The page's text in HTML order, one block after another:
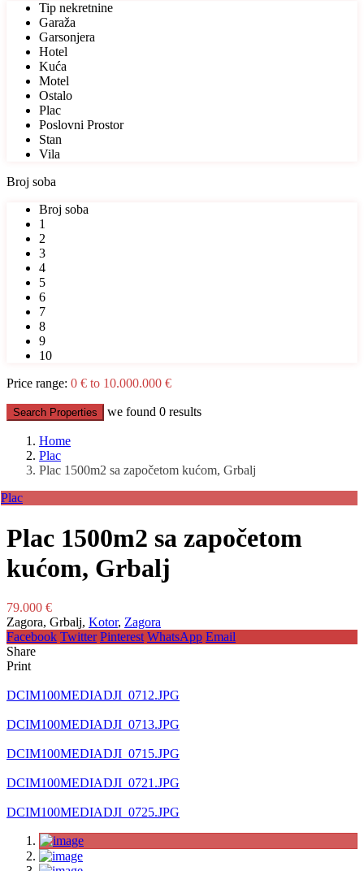
Tip nekretnine
Garaža
Garsonjera
Hotel
Kuća
Motel
Ostalo
Plac
Poslovni Prostor
Stan
Vila
Broj soba
Broj soba
1
2
3
4
5
6
7
8
9
10
Price range: 0 € to 10.000.000 €
Search Properties we found 0 results
Home
Plac
Plac 1500m2 sa započetom kućom, Grbalj
Plac
Plac 1500m2 sa započetom
kućom, Grbalj
79.000 €
Zagora, Grbalj, Kotor, Zagora
Facebook Twitter Pinterest WhatsApp Email
Share
Print
DCIM100MEDIADJI_0712.JPG
DCIM100MEDIADJI_0713.JPG
DCIM100MEDIADJI_0715.JPG
DCIM100MEDIADJI_0721.JPG
DCIM100MEDIADJI_0725.JPG